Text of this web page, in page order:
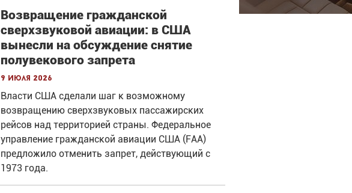
Возвращение гражданской
сверхзвуковой авиации: в США
вынесли на обсуждение снятие
полувекового запрета
9 июля 2026
Власти США сделали шаг к возможному
возвращению сверхзвуковых пассажирских
рейсов над территорией страны. Федеральное
управление гражданской авиации США (FAA)
предложило отменить запрет, действующий с
1973 года.